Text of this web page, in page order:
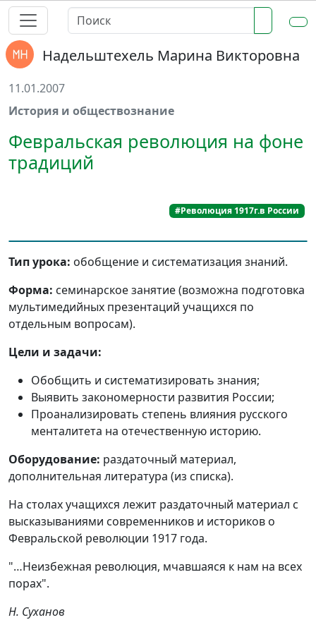
Надельштехель Марина Викторовна
11.01.2007
История и обществознание
Февральская революция на фоне
традиций
#Революция 1917г.в России
Тип урока: обобщение и систематизация знаний.
Форма: семинарское занятие (возможна подготовка
мультимедийных презентаций учащихся по
отдельным вопросам).
Цели и задачи:
Обобщить и систематизировать знания;
Выявить закономерности развития России;
Проанализировать степень влияния русского
менталитета на отечественную историю.
Оборудование: раздаточный материал,
дополнительная литература (из списка).
На столах учащихся лежит раздаточный материал с
высказываниями современников и историков о
Февральской революции 1917 года.
"…Неизбежная революция, мчавшаяся к нам на всех
порах".
Н. Суханов